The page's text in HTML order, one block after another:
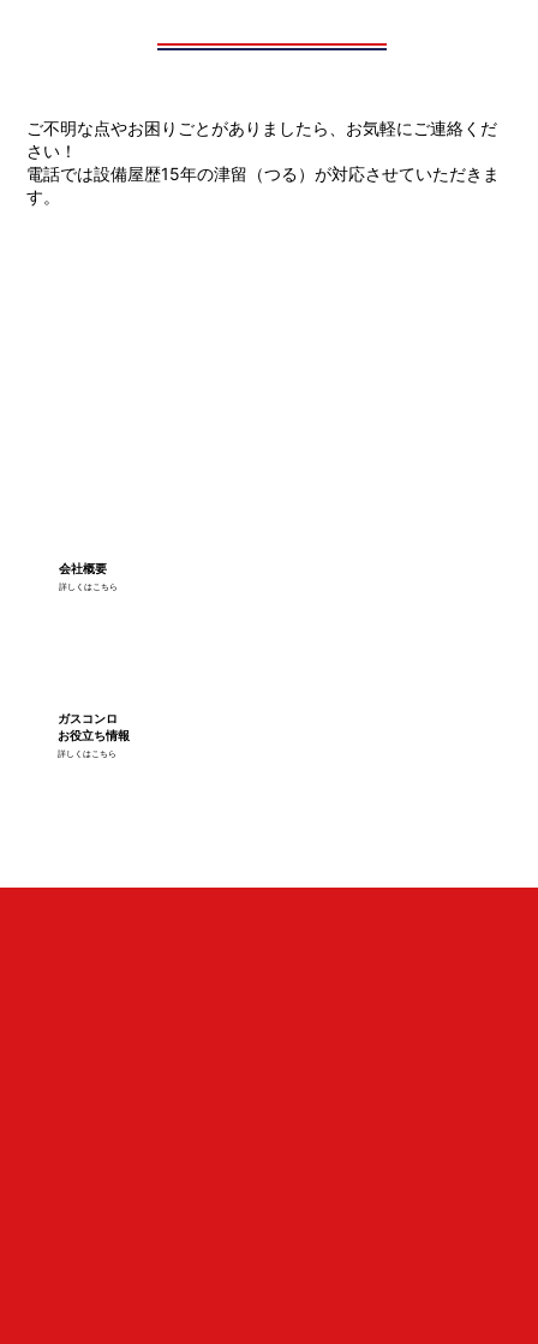
ご不明な点やお困りごとがありましたら、お気軽にご連絡くだ
さい！
電話では設備屋歴15年の津留（つる）が対応させていただきま
す。
詳しくはこちら
会社概要
詳しくはこちら
ガスコンロ
お役立ち情報